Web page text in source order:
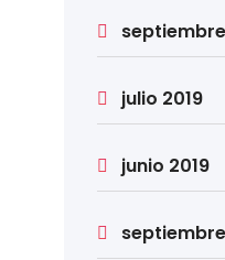
julio 2019
junio 2019